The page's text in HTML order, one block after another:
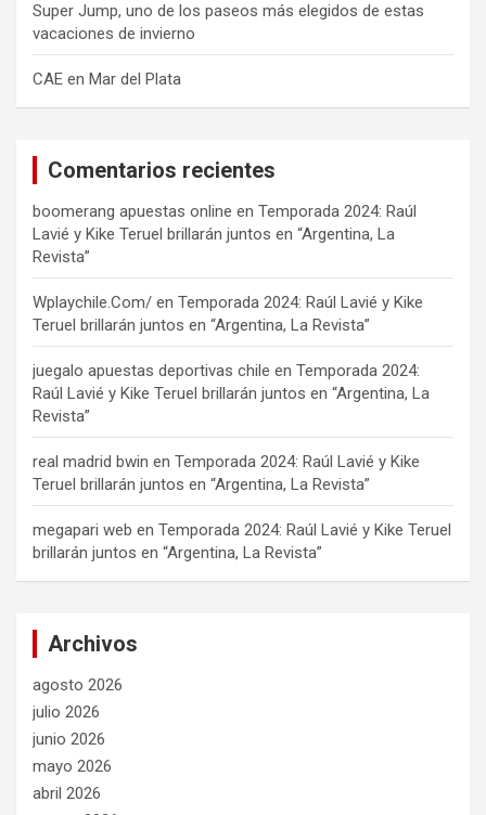
Super Jump, uno de los paseos más elegidos de estas
vacaciones de invierno
CAE en Mar del Plata
Comentarios recientes
boomerang apuestas online en Temporada 2024: Raúl
Lavié y Kike Teruel brillarán juntos en “Argentina, La
Revista”
Wplaychile.Com/ en Temporada 2024: Raúl Lavié y Kike
Teruel brillarán juntos en “Argentina, La Revista”
juegalo apuestas deportivas chile en Temporada 2024:
Raúl Lavié y Kike Teruel brillarán juntos en “Argentina, La
Revista”
real madrid bwin en Temporada 2024: Raúl Lavié y Kike
Teruel brillarán juntos en “Argentina, La Revista”
megapari web en Temporada 2024: Raúl Lavié y Kike Teruel
brillarán juntos en “Argentina, La Revista”
Archivos
agosto 2026
julio 2026
junio 2026
mayo 2026
abril 2026